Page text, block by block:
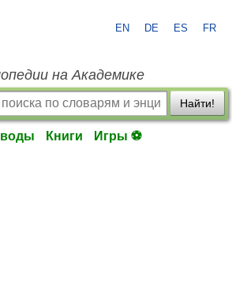
EN DE ES FR
на Академике
Найти!
Книги Игры ⚽